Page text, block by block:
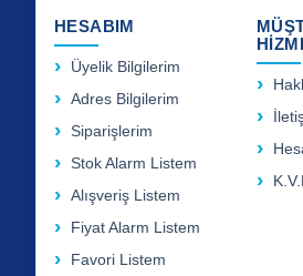
HESABIM
Üyelik Bilgilerim
Adres Bilgilerim
Siparişlerim
Stok Alarm Listem
Alışveriş Listem
Fiyat Alarm Listem
Favori Listem